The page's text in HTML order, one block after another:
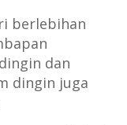
berlebihan
dan
dingin juga